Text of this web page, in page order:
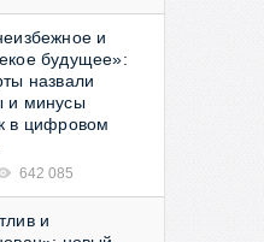
и
будущее»:
назвали
и минусы
в цифровом
642 085
и